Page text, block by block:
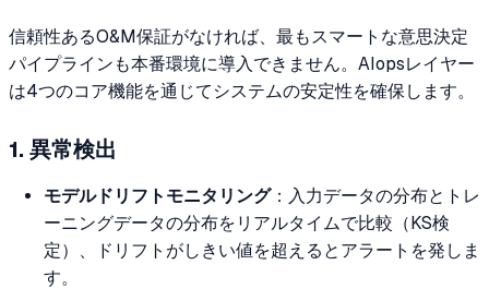
信頼性あるO&M保証がなければ、最もスマートな意思決定
パイプラインも本番環境に導入できません。AIopsレイヤー
は4つのコア機能を通じてシステムの安定性を確保します。
1. 異常検出
モデルドリフトモニタリング：入力データの分布とトレ
ーニングデータの分布をリアルタイムで比較（KS検
定）、ドリフトがしきい値を超えるとアラートを発しま
す。